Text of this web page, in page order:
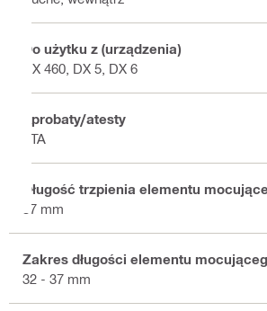
Do użytku z (urządzenia)
DX 460, DX 5, DX 6
Aprobaty/atesty
ETA
Długość trzpienia elementu
37 mm
Zakres długości elementu
32 - 37 mm